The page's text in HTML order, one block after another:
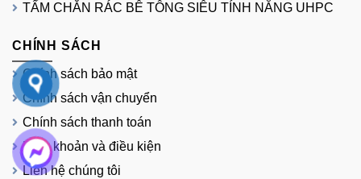
TẤM CHẮN RÁC BÊ TÔNG SIÊU TÍNH NĂNG UHPC
CHÍNH SÁCH
Chính sách bảo mật
Chính sách vận chuyển
Chính sách thanh toán
Điều khoản và điều kiện
Liên hệ chúng tôi